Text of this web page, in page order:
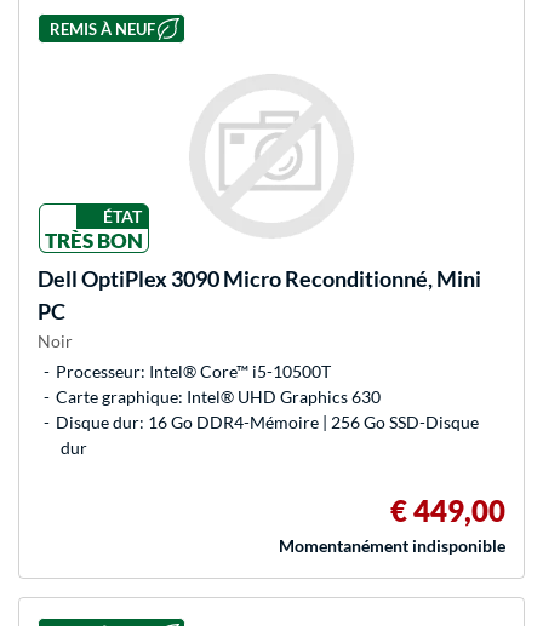
REMIS À NEUF
ÉTAT
TRÈS BON
DellOptiPlex 3090 Micro Reconditionné, Mini
PC
Noir
Processeur: Intel® Core™ i5-10500T
Carte graphique: Intel® UHD Graphics 630
Disque dur: 16 Go DDR4-Mémoire | 256 Go SSD-Disque
dur
€ 449,00
Momentanément indisponible